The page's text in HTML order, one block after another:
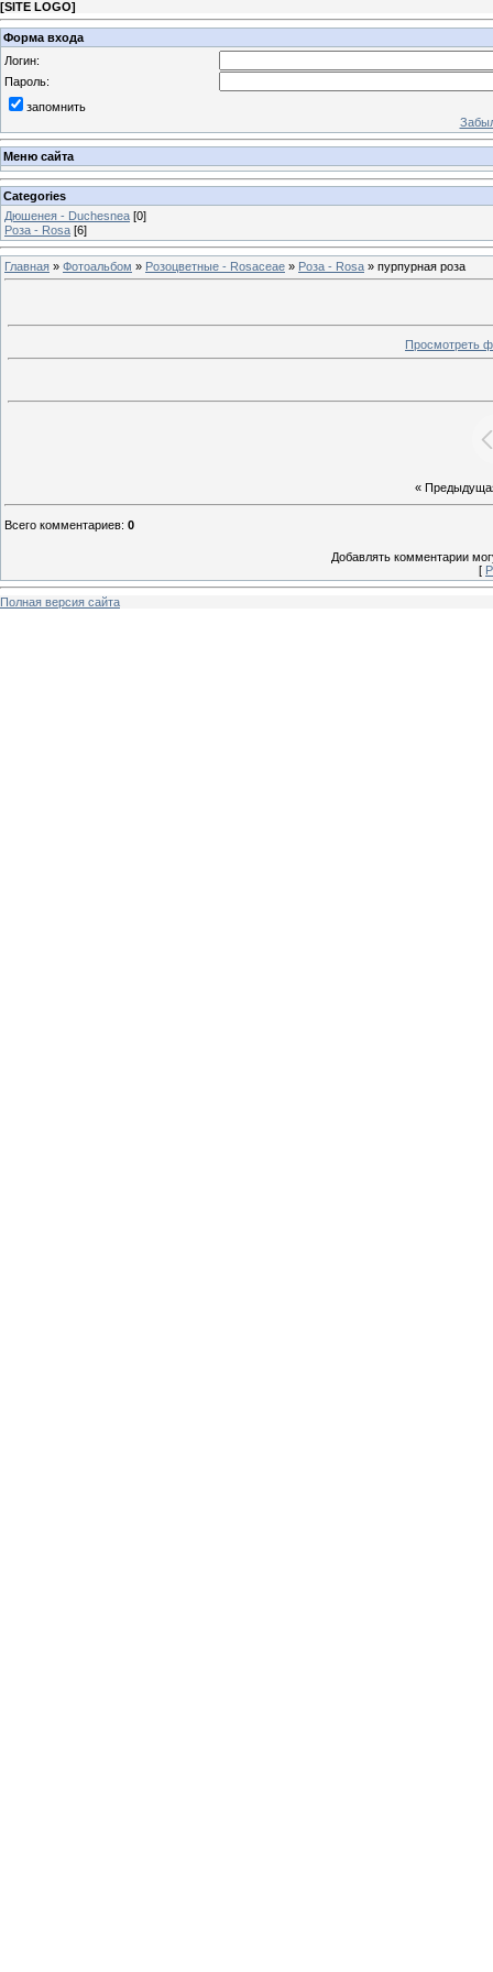
[SITE LOGO]
Форма входа
Логин:
Пароль:
запомнить
Меню сайта
Categories
Дюшенея - Duchesnea [0]
Роза - Rosa [6]
Главная » Фотоальбом » Розоцветные - Rosaceae » Роза - Rosa » пурпурная роза
Просмотреть
«
Всего комментариев: 0
Добавлять комментарии
[
Полная версия сайта